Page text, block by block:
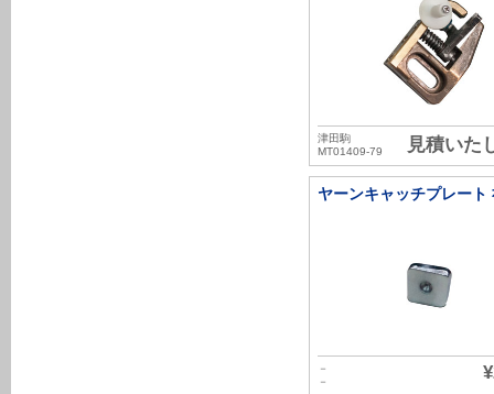
津田駒
MT01409-79
見積いた
ヤーンキャッチプレート
－
－